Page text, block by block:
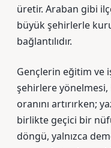
üretir. Araban gibi
büyük şehirlerle
bağlantılıdır.
Gençlerin eğitim ve
şehirlere yönelmesi,
oranını artırırken;
birlikte geçici bir
döngü, yalnızca